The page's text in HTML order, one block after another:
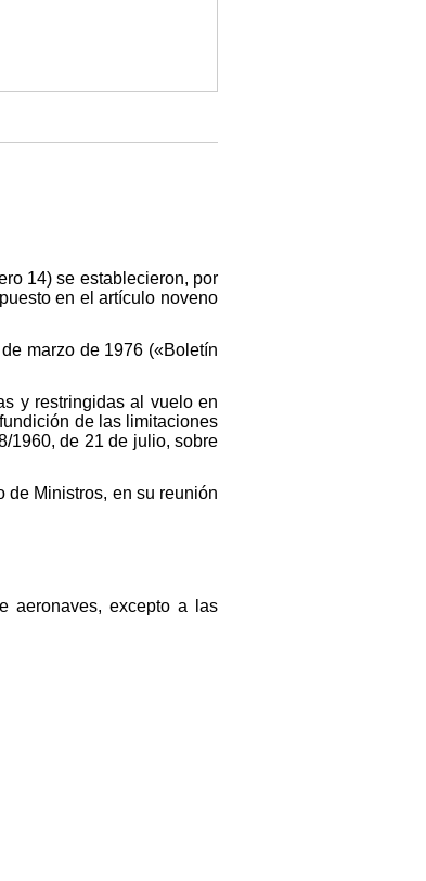
14) se establecieron, por
en el artículo noveno
marzo de 1976 («Boletín
y restringidas al vuelo en
de las limitaciones
1960, de 21 de julio, sobre
de Ministros, en su reunión
aeronaves, excepto a las